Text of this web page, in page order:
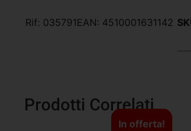
Rif: 035791EAN: 4510001631142
Prodotti Correlati
In offerta!